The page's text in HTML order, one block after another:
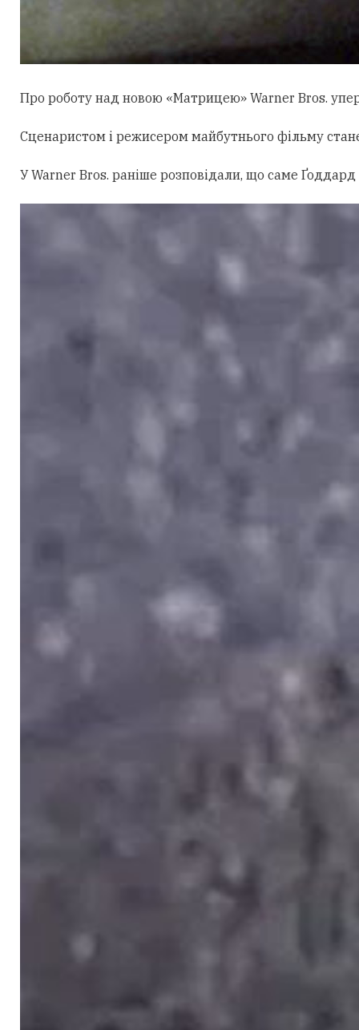
Про роботу над новою «Матрицею» Warner Bros.
Сценаристом і режисером майбутнього фільму
У Warner Bros. раніше розповідали, що саме